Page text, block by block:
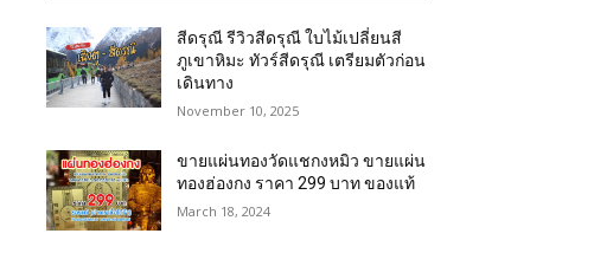
สีดรุณี รีวิวสีดรุณี ใบไม้เปลี่ยนสี
ภูเขาหิมะ ทัวร์สีดรุณี เตรียมตัวก่อน
เดินทาง
November 10, 2025
ขายแผ่นทองวัดแชกงหมิว ขายแผ่น
ทองฮ่องกง ราคา 299 บาท ของแท้
March 18, 2024